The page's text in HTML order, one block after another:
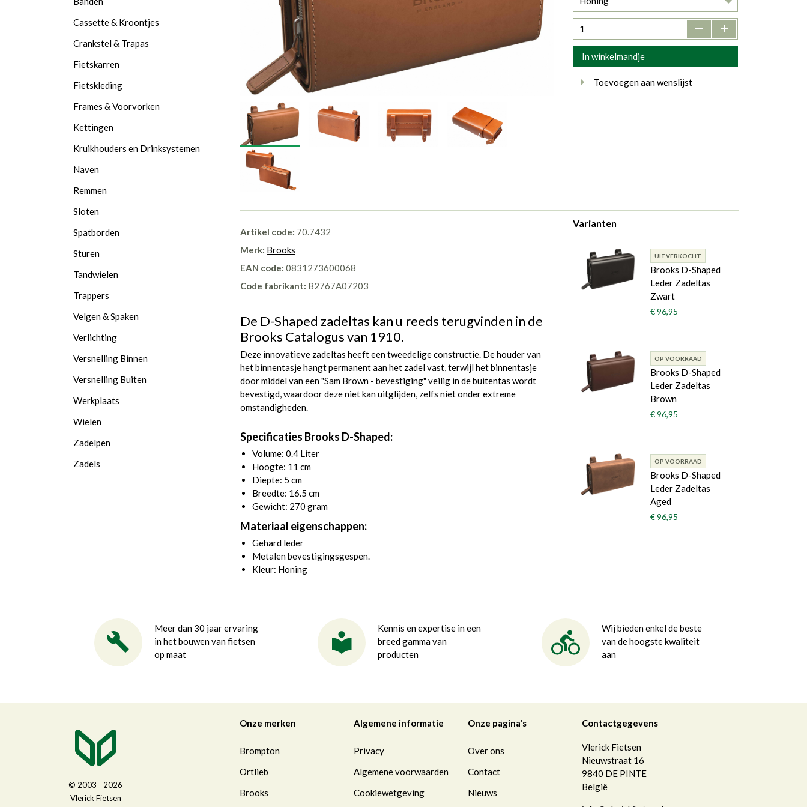
- +
In winkelmandje
Toevoegen aan wenslijst
Artikel code: 70.7432
Merk: Brooks
EAN code: 0831273600068
Code fabrikant: B2767A07203
De D-Shaped zadeltas kan u reeds terugvinden in de
Brooks Catalogus van 1910.
Deze innovatieve zadeltas heeft een tweedelige constructie. De houder van
het binnentasje hangt permanent aan het zadel vast, terwijl het binnentasje
door middel van een "Sam Brown - bevestiging" veilig in de buitentas wordt
bevestigd, waardoor deze niet kan uitglijden, zelfs niet onder extreme
omstandigheden.
Specificaties Brooks D-Shaped:
Volume: 0.4 Liter
Hoogte: 11 cm
Diepte: 5 cm
Breedte: 16.5 cm
Gewicht: 270 gram
Materiaal eigenschappen:
Gehard leder
Metalen bevestigingsgespen.
Kleur: Honing
Varianten
UITVERKOCHT
Brooks D-Shaped
Leder Zadeltas
Zwart
€ 96,95
OP VOORRAAD
Brooks D-Shaped
Leder Zadeltas
Brown
€ 96,95
OP VOORRAAD
Brooks D-Shaped
Leder Zadeltas
Aged
€ 96,95
Cassette & Kroontjes
Crankstel & Trapas
Fietskarren
Fietskleding
Frames & Voorvorken
Kettingen
Kruikhouders en Drinksystemen
Naven
Remmen
Sloten
Spatborden
Sturen
Tandwielen
Trappers
Velgen & Spaken
Verlichting
Versnelling Binnen
Versnelling Buiten
Werkplaats
Wielen
Zadelpen
Zadels
Meer dan 30 jaar ervaring
in het bouwen van fietsen
op maat
Kennis en expertise in een
breed gamma van
producten
Wij bieden enkel de beste
van de hoogste kwaliteit
aan
© 2003 - 2026
Vlerick Fietsen
Onze merken
Brompton
Ortlieb
Brooks
Algemene informatie
Privacy
Algemene voorwaarden
Cookiewetgeving
Onze pagina's
Over ons
Contact
Nieuws
Contactgegevens
Vlerick Fietsen
Nieuwstraat 16
9840 DE PINTE
België